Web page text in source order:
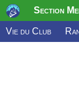
Section
Vie du Club